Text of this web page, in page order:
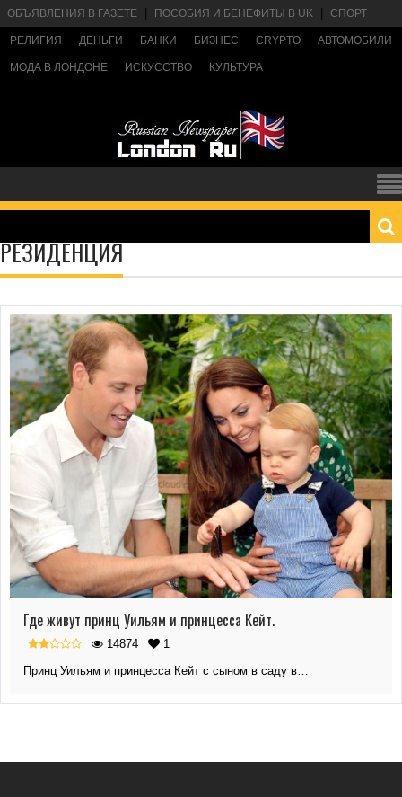
ОБЪЯВЛЕНИЯ В ГАЗЕТЕ ПОСОБИЯ И БЕНЕФИТЫ В UK СПОРТ
РЕЛИГИЯ ДЕНЬГИ БАНКИ БИЗНЕС CRYPTO АВТОМОБИЛИ
МОДА В ЛОНДОНЕ ИСКУССТВО КУЛЬТУРА
РЕЗИДЕНЦИЯ
Где живут принц Уильям и принцесса Кейт.
14874
1
Принц Уильям и принцесса Кейт с сыном в саду в…